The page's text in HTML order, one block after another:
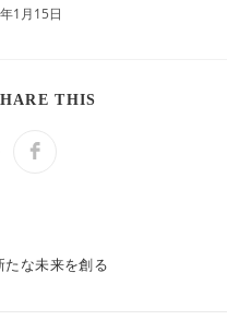
1月15日
THIS
Opens
な未来を創る